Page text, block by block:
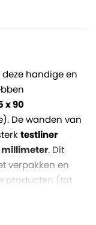
handige en
x 90
De wanden van
testliner
millimeter. Dit
verpakken en
producten (tot
en